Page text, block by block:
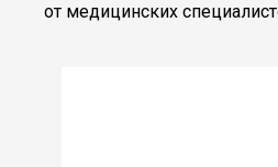
от медицинских